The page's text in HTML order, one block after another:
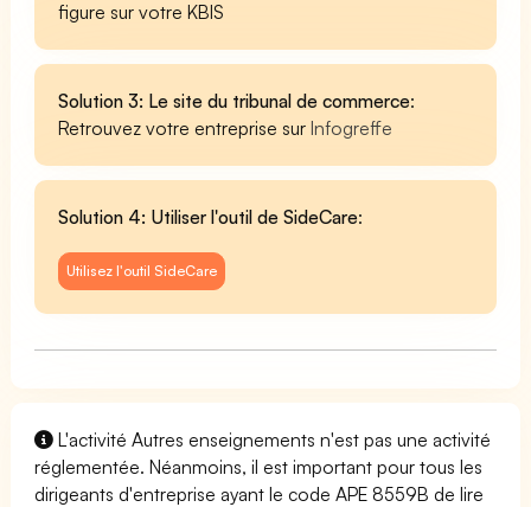
figure sur votre KBIS
Solution 3: Le site du tribunal de commerce:
Retrouvez votre entreprise surInfogreffe
Solution 4: Utiliser l'outil de SideCare:
Utilisez l'outil SideCare
L'activité Autres enseignements n'est pas une activité
réglementée. Néanmoins, il est important pour tous les
dirigeants d'entreprise ayant le code APE 8559B de lire